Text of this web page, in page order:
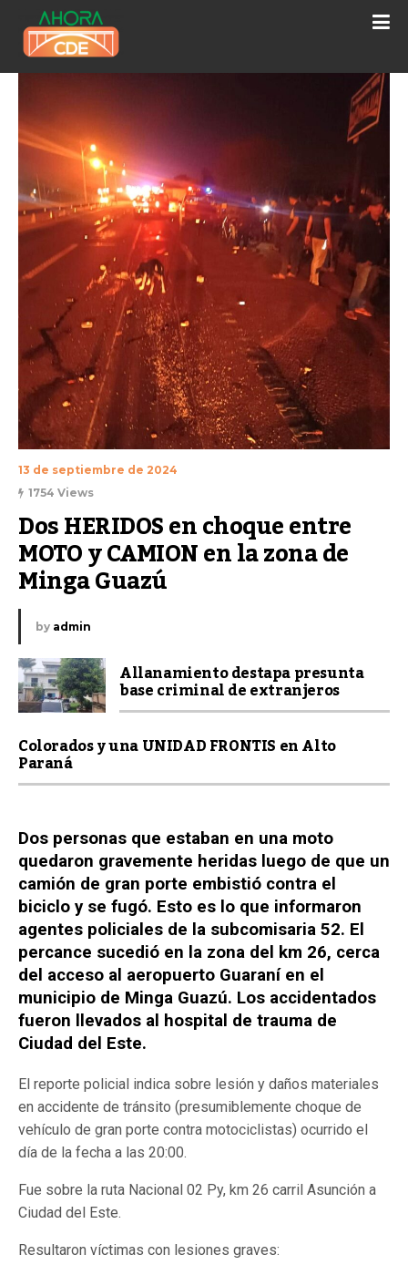
13 de septiembre de 2024
1754 Views
Dos HERIDOS en choque entre
MOTO y CAMION en la zona de
Minga Guazú
by admin
Allanamiento destapa presunta
base criminal de extranjeros
Colorados y una UNIDAD FRONTIS en Alto
Paraná
Dos personas que estaban en una moto
quedaron gravemente heridas luego de que un
camión de gran porte embistió contra el
biciclo y se fugó. Esto es lo que informaron
agentes policiales de la subcomisaria 52. El
percance sucedió en la zona del km 26, cerca
del acceso al aeropuerto Guaraní en el
municipio de Minga Guazú. Los accidentados
fueron llevados al hospital de trauma de
Ciudad del Este.
El reporte policial indica sobre lesión y daños materiales
en accidente de tránsito (presumiblemente choque de
vehículo de gran porte contra motociclistas) ocurrido el
día de la fecha a las 20:00.
Fue sobre la ruta Nacional 02 Py, km 26 carril Asunción a
Ciudad del Este.
Resultaron víctimas con lesiones graves: